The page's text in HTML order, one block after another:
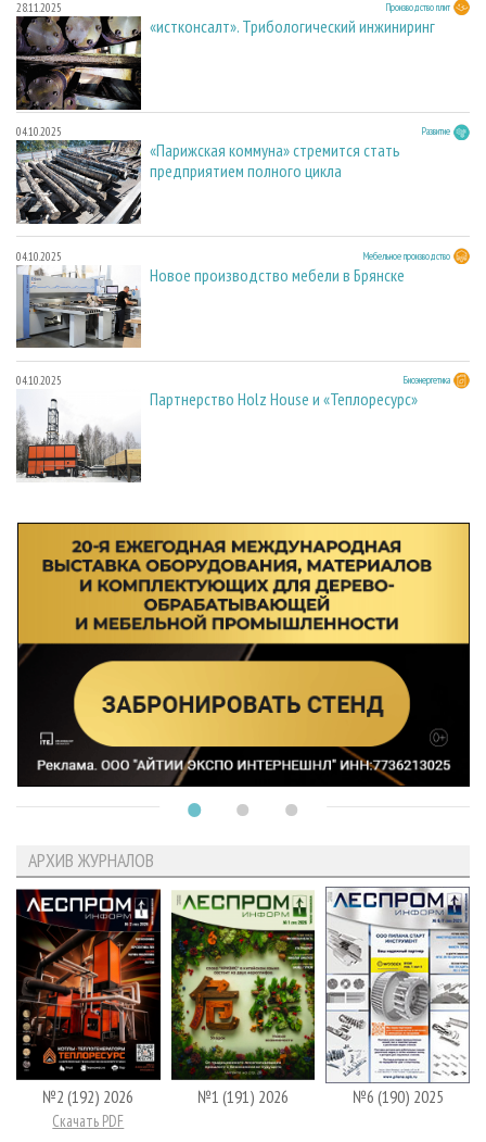
28.11.2025 Производство плит
«истконсалт». Трибологический инжиниринг
04.10.2025 Развитие
«Парижская коммуна» стремится стать
предприятием полного цикла
04.10.2025 Мебельное производство
Новое производство мебели в Брянске
04.10.2025 Биоэнергетика
Партнерство Holz House и «Теплоресурс»
АРХИВ ЖУРНАЛОВ
№2 (192) 2026
Скачать PDF
№1 (191) 2026 №6 (190) 2025